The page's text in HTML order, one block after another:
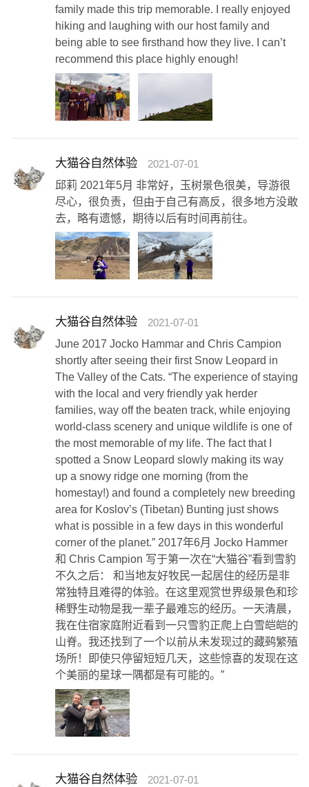
family made this trip memorable. I really enjoyed
hiking and laughing with our host family and
being able to see firsthand how they live. I can’t
recommend this place highly enough!
大猫谷自然体验 2021-07-01
邱莉 2021年5月 非常好，玉树景色很美，导游很
尽心，很负责，但由于自己有高反，很多地方没敢
去，略有遗憾，期待以后有时间再前往。
大猫谷自然体验 2021-07-01
June 2017 Jocko Hammar and Chris Campion
shortly after seeing their first Snow Leopard in
The Valley of the Cats. “The experience of staying
with the local and very friendly yak herder
families, way off the beaten track, while enjoying
world-class scenery and unique wildlife is one of
the most memorable of my life. The fact that I
spotted a Snow Leopard slowly making its way
up a snowy ridge one morning (from the
homestay!) and found a completely new breeding
area for Koslov’s (Tibetan) Bunting just shows
what is possible in a few days in this wonderful
corner of the planet.” 2017年6月 Jocko Hammer
和 Chris Campion 写于第一次在“大猫谷”看到雪豹
不久之后： 和当地友好牧民一起居住的经历是非
常独特且难得的体验。在这里观赏世界级景色和珍
稀野生动物是我一辈子最难忘的经历。一天清晨，
我在住宿家庭附近看到一只雪豹正爬上白雪皑皑的
山脊。我还找到了一个以前从未发现过的藏鹀繁殖
场所！即使只停留短短几天，这些惊喜的发现在这
个美丽的星球一隅都是有可能的。”
大猫谷自然体验 2021-07-01